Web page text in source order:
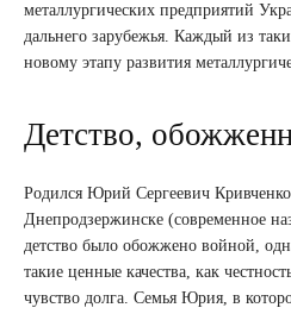
металлургических предприятий
дальнего зарубежья. Каждый из
новому этапу развития
Детство,
Родился Юрий Сергеевич Кривченко
Днепродзержинске (современное
детство было обожжено войной,
такие ценные качества, как
чувство долга. Семья Юрия, в